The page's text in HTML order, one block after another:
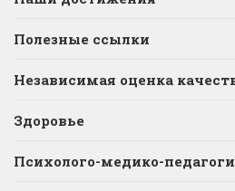
Полезные ссылки
Независимая оценка
Здоровье
Психолого-медико-